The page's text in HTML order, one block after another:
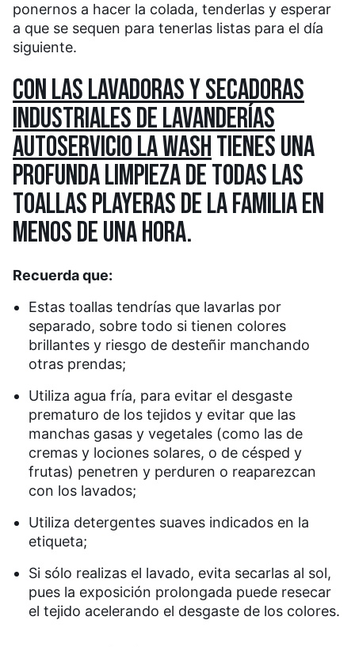
ponernos a hacer la colada, tenderlas y esperar
a que se sequen para tenerlas listas para el día
siguiente.
CON LAS LAVADORAS Y SECADORAS
INDUSTRIALES DE LAVANDERÍAS
AUTOSERVICIO LA WASH TIENES UNA
PROFUNDA LIMPIEZA DE TODAS LAS
TOALLAS PLAYERAS DE LA FAMILIA EN
MENOS DE UNA HORA.
Recuerda que:
Estas toallas tendrías que lavarlas por
separado, sobre todo si tienen colores
brillantes y riesgo de desteñir manchando
otras prendas;
Utiliza agua fría, para evitar el desgaste
prematuro de los tejidos y evitar que las
manchas gasas y vegetales (como las de
cremas y lociones solares, o de césped y
frutas) penetren y perduren o reaparezcan
con los lavados;
Utiliza detergentes suaves indicados en la
etiqueta;
Si sólo realizas el lavado, evita secarlas al sol,
pues la exposición prolongada puede resecar
el tejido acelerando el desgaste de los colores.